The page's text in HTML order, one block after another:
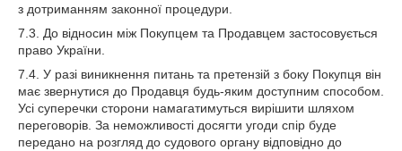
з дотриманням законної процедури.
7.3. До відносин між Покупцем та Продавцем застосовується
право України.
7.4. У разі виникнення питань та претензій з боку Покупця він
має звернутися до Продавця будь-яким доступним способом.
Усі суперечки сторони намагатимуться вирішити шляхом
переговорів. За неможливості досягти угоди спір буде
передано на розгляд до судового органу відповідно до